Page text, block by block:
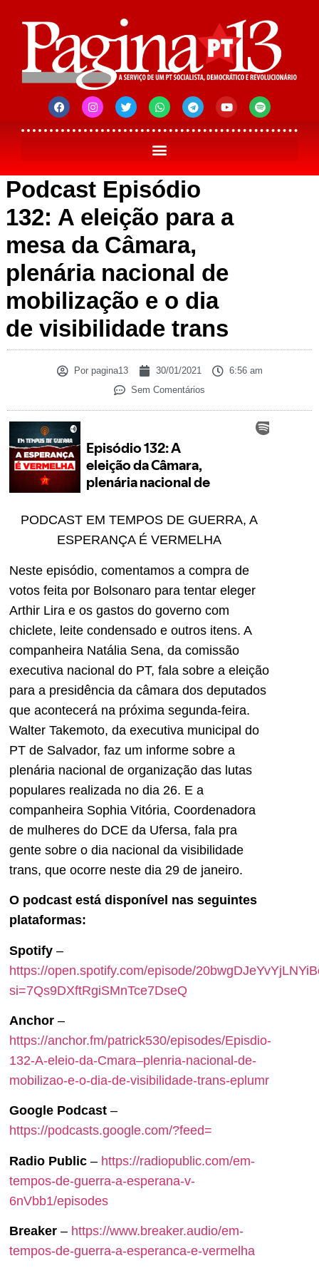
Podcast Episódio
132: A eleição para a
mesa da Câmara,
plenária nacional de
mobilização e o dia
de visibilidade trans
Porpagina13 30/01/2021
6:56 am
Sem Comentários
PODCAST EM TEMPOS DE GUERRA, A
ESPERANÇA É VERMELHA
Neste episódio, comentamos a compra de
votos feita por Bolsonaro para tentar eleger
Arthir Lira e os gastos do governo com
chiclete, leite condensado e outros itens. A
companheira Natália Sena, da comissão
executiva nacional do PT, fala sobre a eleição
para a presidência da câmara dos deputados
que acontecerá na próxima segunda-feira.
Walter Takemoto, da executiva municipal do
PT de Salvador, faz um informe sobre a
plenária nacional de organização das lutas
populares realizada no dia 26. E a
companheira Sophia Vitória, Coordenadora
de mulheres do DCE da Ufersa, fala pra
gente sobre o dia nacional da visibilidade
trans, que ocorre neste dia 29 de janeiro.
O podcast está disponível nas seguintes
plataformas:
Spotify –
https://open.spotify.com/episode/
si=7Qs9DXftRgiSMnTce7DseQ
Anchor –
https://anchor.fm/patrick530/episodes/Episdio-
132-A-eleio-da-Cmara–plenria-nacional-de-
mobilizao-e-o-dia-de-visibilidade-trans-eplumr
Google Podcast –
https://podcasts.google.com/?feed=
Radio Public – https://radiopublic.com/em-
tempos-de-guerra-a-esperana-v-
6nVbb1/episodes
Breaker – https://www.breaker.audio/em-
tempos-de-guerra-a-esperanca-e-vermelha